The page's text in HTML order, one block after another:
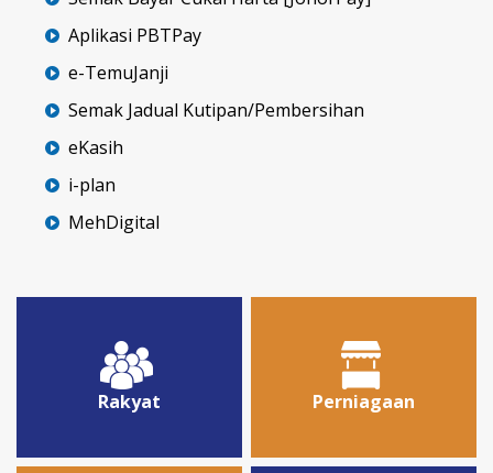
Aplikasi PBTPay
e-TemuJanji
Semak Jadual Kutipan/Pembersihan
eKasih
i-plan
MehDigital
Rakyat Perniagaan